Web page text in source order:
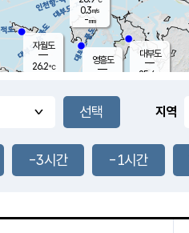
풍도
0.4m/s
0.3m/s
-mm
영흥도
자월도
26.2℃
대부도
25.4
지역
-3시간 -1시간